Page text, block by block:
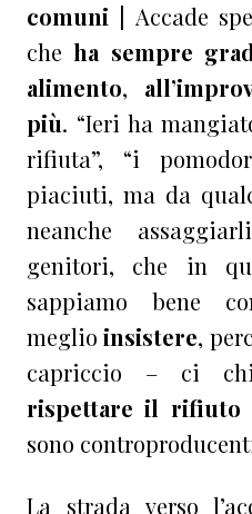
comuni | Accade
cheha sempre
alimento,
più. “Ieri ha
rifiuta”, “i
piaciuti, ma da
neanche
genitori, che in
sappiamo bene
meglioinsistere,
capriccio – ci
rispettare il rifiuto
sono
La strada verso